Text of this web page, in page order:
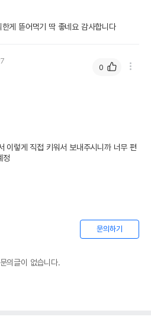
게 뜯어먹기 딱 좋네요 감사합니다
이렇게 직접 키워서 보내주시니까 너무 편
정
0
문의하기
의글이 없습니다.